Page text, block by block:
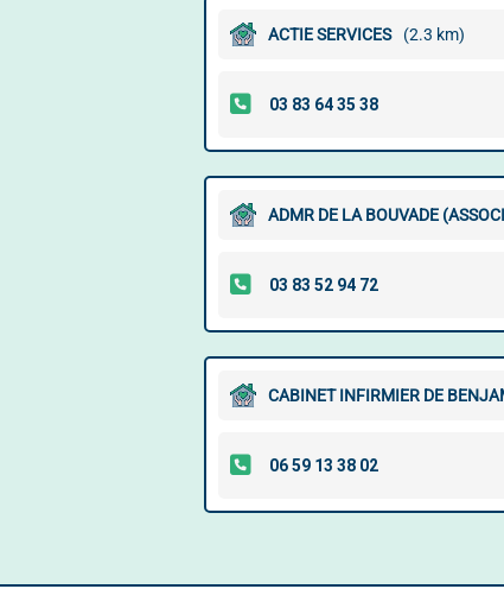
ACTIE SERVICES (2.3 km)
ADMR DE LA BOUVADE
CABINET INFIRMIER DE